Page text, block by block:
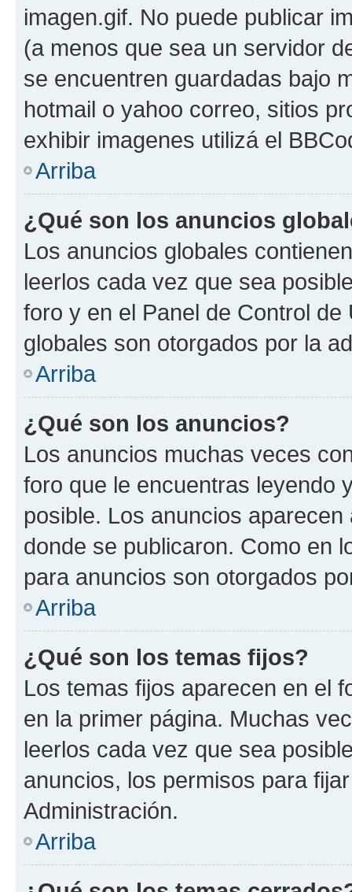
imagen.gif. No puede publicar
(a menos que sea un servidor
se encuentren guardadas bajo
hotmail o yahoo correo, sitios
exhibir imagenes utilizá el
Arriba
¿Qué son los anuncios
Los anuncios globales
leerlos cada vez que sea
foro y en el Panel de Control
globales son otorgados por la
Arriba
¿Qué son los anuncios?
Los anuncios muchas veces
foro que le encuentras leyendo
posible. Los anuncios
donde se publicaron. Como en
para anuncios son otorgados
Arriba
¿Qué son los temas fijos?
Los temas fijos aparecen en el
en la primer página. Muchas
leerlos cada vez que sea
anuncios, los permisos para
Administración.
Arriba